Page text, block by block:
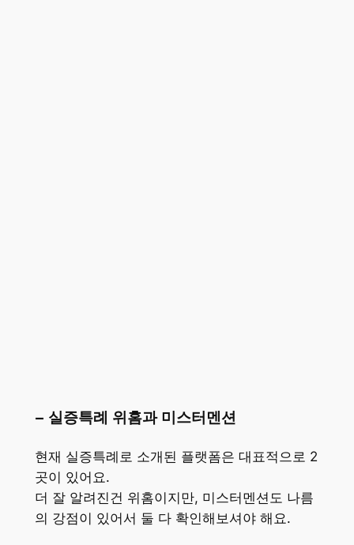
– 실증특례 위홈과 미스터멘션
현재 실증특례로 소개된 플랫폼은 대표적으로 2
곳이 있어요.
더 잘 알려진건 위홈이지만, 미스터멘션도 나름
의 강점이 있어서 둘 다 확인해보셔야 해요.